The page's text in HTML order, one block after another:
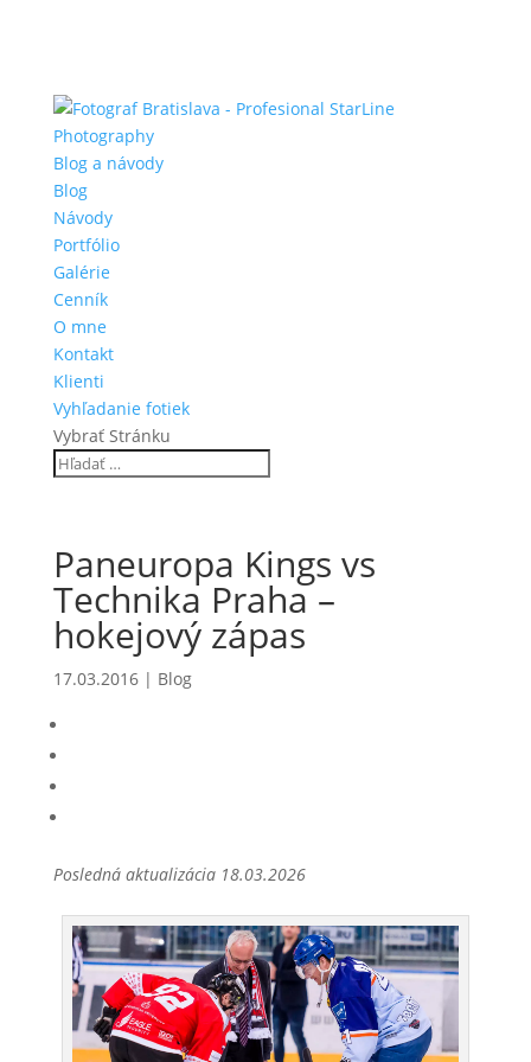
Blog a návody
Blog
Návody
Portfólio
Galérie
Cenník
O mne
Kontakt
Klienti
Vyhľadanie fotiek
Vybrať Stránku
Paneuropa Kings vs
Technika Praha –
hokejový zápas
17.03.2016| Blog
Posledná aktualizácia 18.03.2026